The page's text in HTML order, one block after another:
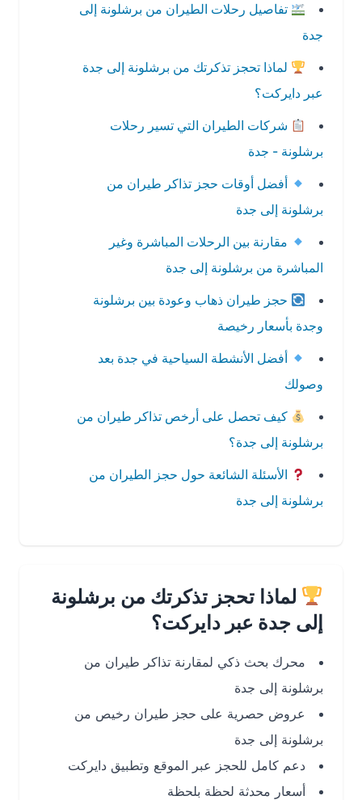
تفاصيل رحلات الطيران من برشلونة إلى
لماذا تحجز تذكرتك من برشلونة إلى جدة
عبر دايركت؟
شركات الطيران التي تسير رحلات
برشلونة - جدة
أفضل أوقات حجز تذاكر طيران من
برشلونة إلى جدة
مقارنة بين الرحلات المباشرة وغير
المباشرة من برشلونة إلى جدة
حجز طيران ذهاب وعودة بين برشلونة
وجدة بأسعار رخيصة
أفضل الأنشطة السياحية في جدة بعد
وصولك
كيف تحصل على أرخص تذاكر طيران من
برشلونة إلى جدة؟
الأسئلة الشائعة حول حجز الطيران من
برشلونة إلى جدة
لماذا تحجز تذكرتك من برشلونة
إلى جدة عبر دايركت؟
محرك بحث ذكي لمقارنة تذاكر طيران من
برشلونة إلى جدة
عروض حصرية على حجز طيران رخيص من
برشلونة إلى جدة
دعم كامل للحجز عبر الموقع وتطبيق دايركت
أسعار محدثة لحظة بلحظة